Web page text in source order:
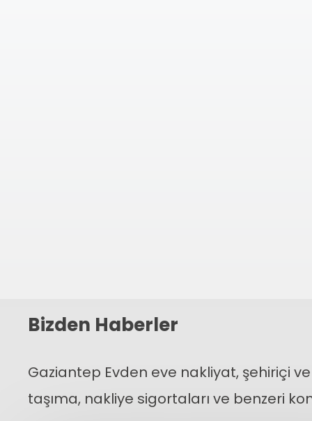
Bizden Haberler
Gaziantep Evden eve nakliyat, şehiriçi
taşıma, nakliye sigortaları ve benzeri